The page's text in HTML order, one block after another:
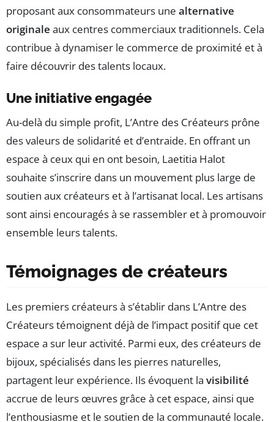
proposant aux consommateurs une alternative
originale aux centres commerciaux traditionnels. Cela
contribue à dynamiser le commerce de proximité et à
faire découvrir des talents locaux.
Une initiative engagée
Au-delà du simple profit, L’Antre des Créateurs prône
des valeurs de solidarité et d’entraide. En offrant un
espace à ceux qui en ont besoin, Laetitia Halot
souhaite s’inscrire dans un mouvement plus large de
soutien aux créateurs et à l’artisanat local. Les artisans
sont ainsi encouragés à se rassembler et à promouvoir
ensemble leurs talents.
Témoignages de créateurs
Les premiers créateurs à s’établir dans L’Antre des
Créateurs témoignent déjà de l’impact positif que cet
espace a sur leur activité. Parmi eux, des créateurs de
bijoux, spécialisés dans les pierres naturelles,
partagent leur expérience. Ils évoquent la visibilité
accrue de leurs œuvres grâce à cet espace, ainsi que
l’enthousiasme et le soutien de la communauté locale.